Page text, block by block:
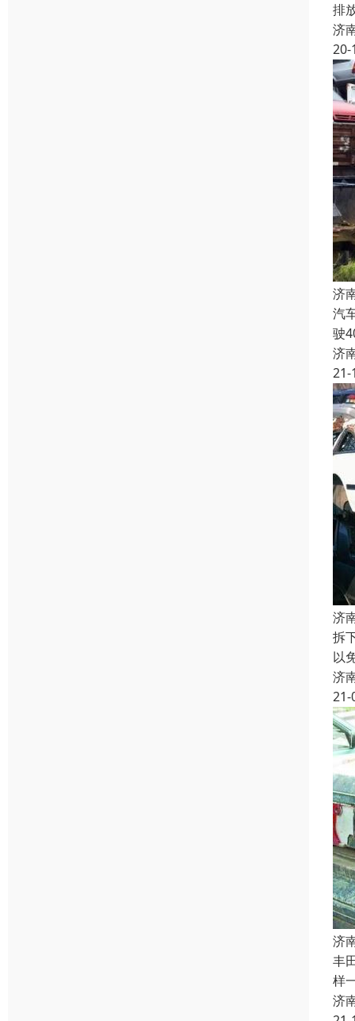
排
济
20-
济
汽
驶
济
21-
济
拆
以
济
21-
济
丰
样
济